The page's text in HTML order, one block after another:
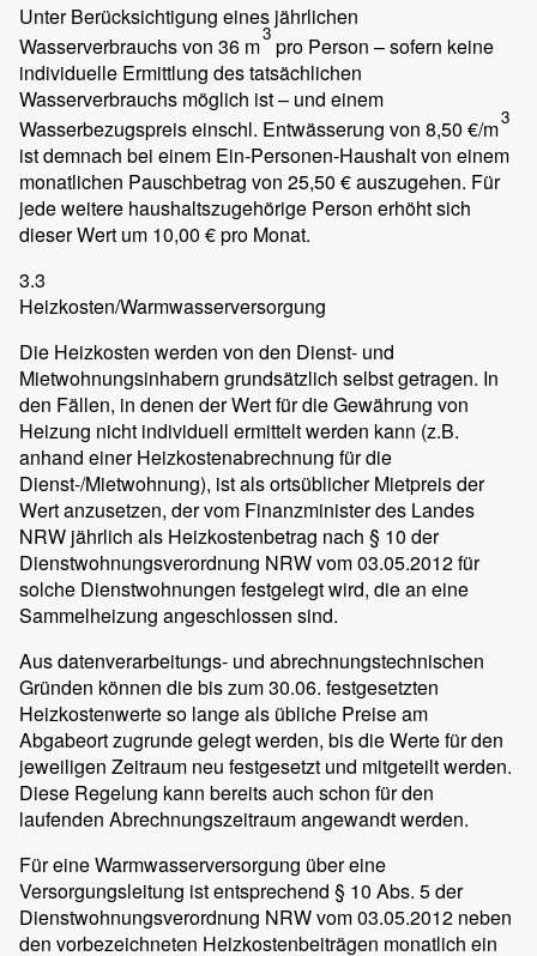
Unter Berücksichtigung eines jährlichen
Wasserverbrauchs von 36 m3 pro Person – sofern keine
individuelle Ermittlung des tatsächlichen
Wasserverbrauchs möglich ist – und einem
Wasserbezugspreis einschl. Entwässerung von 8,50 €/m3
ist demnach bei einem Ein-Personen-Haushalt von einem
monatlichen Pauschbetrag von 25,50 € auszugehen. Für
jede weitere haushaltszugehörige Person erhöht sich
dieser Wert um 10,00 € pro Monat.
3.3
Heizkosten/Warmwasserversorgung
Die Heizkosten werden von den Dienst- und
Mietwohnungsinhabern grundsätzlich selbst getragen. In
den Fällen, in denen der Wert für die Gewährung von
Heizung nicht individuell ermittelt werden kann (z.B.
anhand einer Heizkostenabrechnung für die
Dienst-/Mietwohnung), ist als ortsüblicher Mietpreis der
Wert anzusetzen, der vom Finanzminister des Landes
NRW jährlich als Heizkostenbetrag nach § 10 der
Dienstwohnungsverordnung NRW vom 03.05.2012 für
solche Dienstwohnungen festgelegt wird, die an eine
Sammelheizung angeschlossen sind.
Aus datenverarbeitungs- und abrechnungstechnischen
Gründen können die bis zum 30.06. festgesetzten
Heizkostenwerte so lange als übliche Preise am
Abgabeort zugrunde gelegt werden, bis die Werte für den
jeweiligen Zeitraum neu festgesetzt und mitgeteilt werden.
Diese Regelung kann bereits auch schon für den
laufenden Abrechnungszeitraum angewandt werden.
Für eine Warmwasserversorgung über eine
Versorgungsleitung ist entsprechend § 10 Abs. 5 der
Dienstwohnungsverordnung NRW vom 03.05.2012 neben
den vorbezeichneten Heizkostenbeiträgen monatlich ein